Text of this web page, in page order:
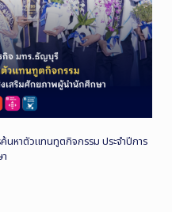
นหาตัวแทนทูตกิจกรรม ประจำปีการ